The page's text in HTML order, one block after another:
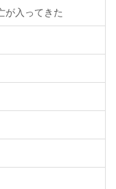
が入ってきた